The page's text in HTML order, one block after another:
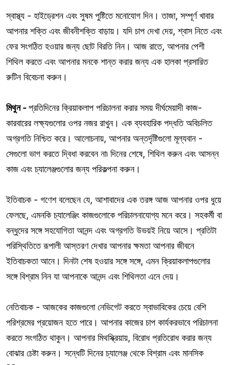
স্বাস্থ্য - হাইড্রেশন এবং সুষম পুষ্টিতে মনোযোগ দিন। তাজা, সম্পূর্ণ খাবার
আপনার শক্তি এবং জীবনীশক্তি বাড়ায়। যদি চাপ দেখা দেয়, শ্বাস নিতে এবং
ফের সংগঠিত হওয়ার জন্য ছোট বিরতি নিন। আজ রাতে, আপনার পেশী
শিথিল করতে এবং আপনার মনকে শান্ত করার জন্য এক হালকা প্রসারিত
রুটিন বিবেচনা করুন।
মিথুন -প্রতিদিনের ক্রিয়াকলাপ পরিচালনা করার সময় দীর্ঘমেয়াদী কাজ-
কারবারের লক্ষ্যগুলোর ওপর নজর রাখুন। এক ব্যবহারিক পদ্ধতি অবিচলিত
অগ্রগতি নিশ্চিত করে। আলোচনায়, আপনার অন্তর্দৃষ্টিগুলো মূল্যবান -
সেগুলো ভাগ করতে দ্বিধা করবেন না৷ দিনের শেষে, শিথিল করুন এবং আসন্ন
কাজ এবং চ্যালেঞ্জগুলোর জন্য পরিকল্পনা করুন।
ইতিবাচক - গণেশ বলেছেন যে, আশাবাদের এক তরঙ্গ আজ আপনার ওপর ধুয়ে
ফেলছে, এমনকি চ্যালেঞ্জিং কাজগুলোকে পরিচালনাযোগ্য মনে করে। সহকর্মী বা
বন্ধুদের সঙ্গে সহযোগিতা আনন্দ এবং অগ্রগতি উভয়ই নিয়ে আসে। প্রতিটা
পরিস্থিতিতে রূপালী আস্তরণ দেখার আপনার ক্ষমতা আপনার জীবনে
ইতিবাচকতা আনে। দিনটা শেষ হওয়ার সঙ্গে সঙ্গে, এমন ক্রিয়াকলাপগুলোর
সঙ্গে বিশ্রাম নিন যা আপনাকে আনন্দ এবং শিথিলতা এনে দেয়।
নেতিবাচক - আজকের কাজগুলো নেভিগেট করতে স্বাভাবিকের চেয়ে বেশি
পরিশ্রমের প্রয়োজন হতে পারে। আপনার কাজের চাপ কার্যকরভাবে পরিচালনা
করতে সংগঠিত থাকুন। আপনার মিথস্ক্রিয়ায়, বিরোধ প্রতিরোধ করার জন্য
বোঝার চেষ্টা করুন। সন্ধেটি দিনের চ্যালেঞ্জ থেকে বিশ্রাম এবং মানসিক